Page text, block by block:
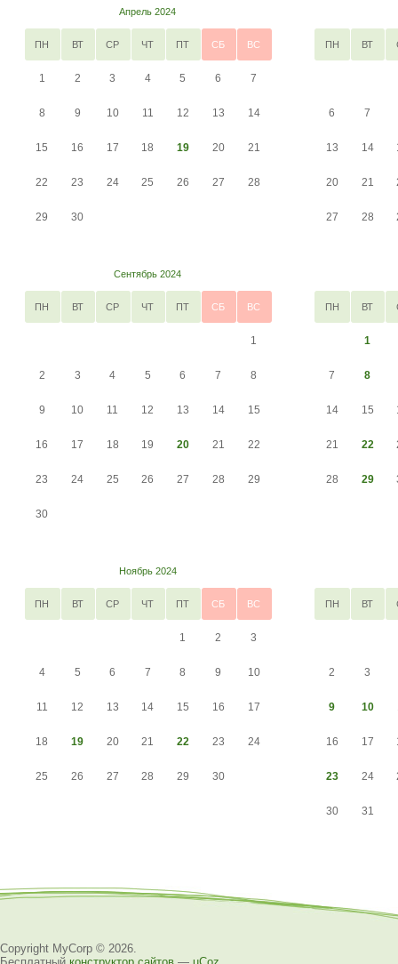
Апрель 2024
ПН ВТ СР ЧТ ПТ СБ ВС
1 2 3 4 5 6 7
8 9 10 11 12 13 14
15 16 17 18 19 20 21
22 23 24 25 26 27 28
29 30
ПН ВТ
6 7
13 14
20 21
27 28
Сентябрь 2024
ПН ВТ СР ЧТ ПТ СБ ВС
1
2 3 4 5 6 7 8
9 10 11 12 13 14 15
16 17 18 19 20 21 22
23 24 25 26 27 28 29
30
ПН ВТ
1
7 8
14 15
21 22
28 29
Ноябрь 2024
ПН ВТ СР ЧТ ПТ СБ ВС
1 2 3
4 5 6 7 8 9 10
11 12 13 14 15 16 17
18 19 20 21 22 23 24
25 26 27 28 29 30
ПН ВТ
2 3
9 10
16 17
23 24
30 31
Copyright MyCorp © 2026